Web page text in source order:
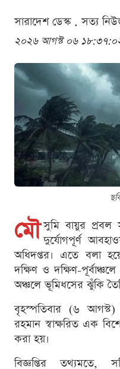
সারাদেশ ডেস্ক . সত্য
২০২৬ আগস্ট ০৬
মৌ সুমি বায়ুর প্রবল
দুর্যোগপূর্ণ
অধিদপ্তর। এতে বলা
দক্ষিণ ও দক্ষিণ-
অঞ্চলে ভূমিধসের ঝুঁকি
বৃহস্পতিবার (৬ আগস্ট)
রহমান স্বাক্ষরিত এক
করা হয়।
বিজ্ঞপ্তির তথ্যমতে,